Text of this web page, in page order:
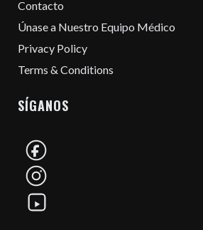
Contacto
Únase a Nuestro Equipo Médico
Privacy Policy
Terms & Conditions
SÍGANOS